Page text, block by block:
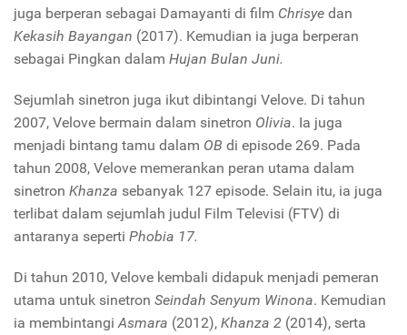
juga berperan sebagai Damayanti di film Chrisye dan
Kekasih Bayangan (2017). Kemudian ia juga berperan
sebagai Pingkan dalam Hujan Bulan Juni.
Sejumlah sinetron juga ikut dibintangi Velove. Di tahun
2007, Velove bermain dalam sinetron Olivia. Ia juga
menjadi bintang tamu dalam OB di episode 269. Pada
tahun 2008, Velove memerankan peran utama dalam
sinetron Khanza sebanyak 127 episode. Selain itu, ia juga
terlibat dalam sejumlah judul Film Televisi (FTV) di
antaranya seperti Phobia 17.
Di tahun 2010, Velove kembali didapuk menjadi pemeran
utama untuk sinetron Seindah Senyum Winona. Kemudian
ia membintangi Asmara (2012), Khanza 2 (2014), serta